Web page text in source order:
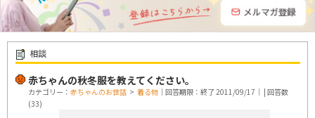
相談
赤ちゃんの秋冬服を教えてください。
カテゴリー： 赤ちゃんのお世話 > 着る物 ｜回答期限：終了 2011/09/17｜ | 回答数
(33)